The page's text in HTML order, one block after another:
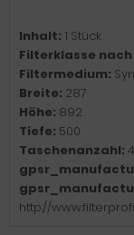
Inhalt: 1 Stück
Filterklasse nach
Filtermedium:
Breite: 287
Höhe: 892
Tiefe: 500
Taschenanzahl: 4
http://